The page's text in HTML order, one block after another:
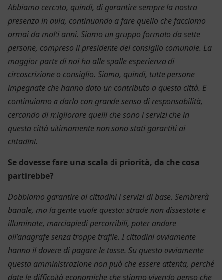
Abbiamo cercato, quindi, di garantiresempre la nostra
presenza in aula, continuando a fare quello che facciamo
ormai da molti anni. Siamo un gruppo formato da sette
persone, compreso il presidente del consiglio comunale. La
maggior parte di noi ha alle spalle esperienza di
circoscrizione o consiglio. Siamo, quindi, tutte persone
impegnate chehanno dato un contributo a questa città. E
continuiamo a darlo con grande senso di responsabilità,
cercando di migliorare quelli che sono i servizi che in
questa città ultimamente non sono stati garantiti ai
cittadini.
Se dovesse fare una scala di priorità, da che cosa
partirebbe?
Dobbiamo garantire ai cittadini i servizi di base. Sembrerà
banale, ma la gente vuole questo: stradenon dissestate e
illuminate, marciapiedi percorribili, poter andare
all’anagrafe senza troppe trafile. I cittadini ovviamente
hanno il dovere di pagare le tasse. Su questo ovviamente
questa amministrazione non può che essere attenta, perché
date le difficoltà economiche chestiamo vivendo penso che